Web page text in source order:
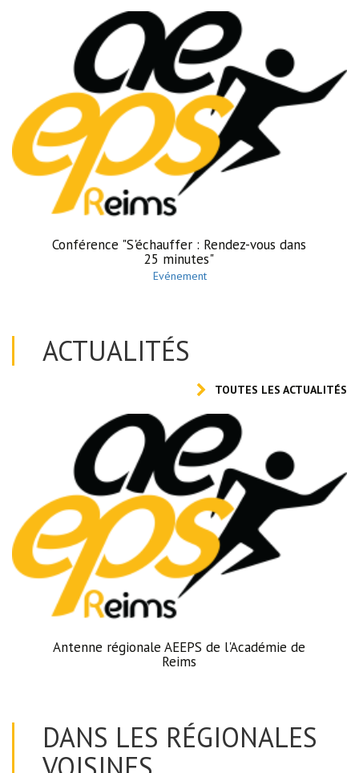
Conférence "S'échauffer : Rendez-vous dans
25 minutes"
Evénement
ACTUALITÉS
TOUTES LES ACTUALITÉS
Antenne régionale AEEPS de l'Académie de
Reims
DANS LES RÉGIONALES